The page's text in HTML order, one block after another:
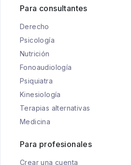
Para consultantes
Derecho
Psicología
Nutrición
Fonoaudiología
Psiquiatra
Kinesiología
Terapias alternativas
Medicina
Para profesionales
Crear una cuenta